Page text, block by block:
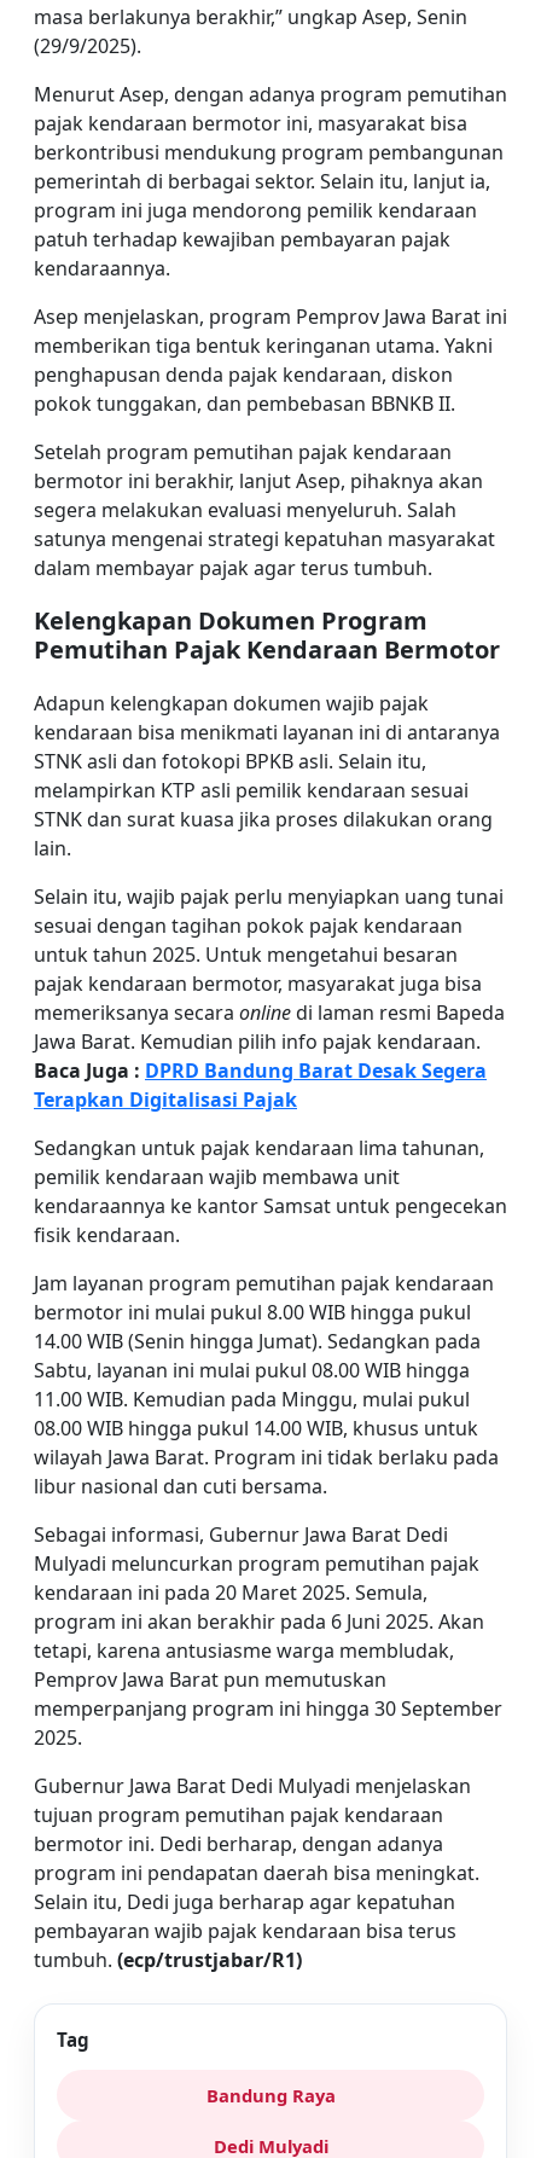
masa berlakunya berakhir,” ungkap Asep, Senin
(29/9/2025).
Menurut Asep, dengan adanya program pemutihan
pajak kendaraan bermotor ini, masyarakat bisa
berkontribusi mendukung program pembangunan
pemerintah di berbagai sektor. Selain itu, lanjut ia,
program ini juga mendorong pemilik kendaraan
patuh terhadap kewajiban pembayaran pajak
kendaraannya.
Asep menjelaskan, program Pemprov Jawa Barat ini
memberikan tiga bentuk keringanan utama. Yakni
penghapusan denda pajak kendaraan, diskon
pokok tunggakan, dan pembebasan BBNKB II.
Setelah program pemutihan pajak kendaraan
bermotor ini berakhir, lanjut Asep, pihaknya akan
segera melakukan evaluasi menyeluruh. Salah
satunya mengenai strategi kepatuhan masyarakat
dalam membayar pajak agar terus tumbuh.
Kelengkapan Dokumen Program
Pemutihan Pajak Kendaraan Bermotor
Adapun kelengkapan dokumen wajib pajak
kendaraan bisa menikmati layanan ini di antaranya
STNK asli dan fotokopi BPKB asli. Selain itu,
melampirkan KTP asli pemilik kendaraan sesuai
STNK dan surat kuasa jika proses dilakukan orang
lain.
Selain itu, wajib pajak perlu menyiapkan uang tunai
sesuai dengan tagihan pokok pajak kendaraan
untuk tahun 2025. Untuk mengetahui besaran
pajak kendaraan bermotor, masyarakat juga bisa
memeriksanya secara onlinedi laman resmi Bapeda
Jawa Barat. Kemudian pilih info pajak kendaraan.
Baca Juga : DPRD Bandung Barat Desak Segera
Terapkan Digitalisasi Pajak
Sedangkan untuk pajak kendaraan lima tahunan,
pemilik kendaraan wajib membawa unit
kendaraannya ke kantor Samsat untuk pengecekan
fisik kendaraan.
Jam layanan program pemutihan pajak kendaraan
bermotor ini mulai pukul 8.00 WIB hingga pukul
14.00 WIB (Senin hingga Jumat). Sedangkan pada
Sabtu, layanan ini mulai pukul 08.00 WIB hingga
11.00 WIB. Kemudian pada Minggu, mulai pukul
08.00 WIB hingga pukul 14.00 WIB, khusus untuk
wilayah Jawa Barat. Program ini tidak berlaku pada
libur nasional dan cuti bersama.
Sebagai informasi, Gubernur Jawa Barat Dedi
Mulyadi meluncurkan program pemutihan pajak
kendaraan ini pada 20 Maret 2025. Semula,
program ini akan berakhir pada 6 Juni 2025. Akan
tetapi, karena antusiasme warga membludak,
Pemprov Jawa Barat pun memutuskan
memperpanjang program ini hingga 30 September
2025.
Gubernur Jawa Barat Dedi Mulyadi menjelaskan
tujuan program pemutihan pajak kendaraan
bermotor ini. Dedi berharap, dengan adanya
program ini pendapatan daerah bisa meningkat.
Selain itu, Dedi juga berharap agar kepatuhan
pembayaran wajib pajak kendaraan bisa terus
tumbuh. (ecp/trustjabar/R1)
Tag
Bandung Raya
Dedi Mulyadi